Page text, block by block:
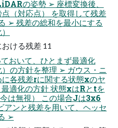
の姿勢 ➢ 座標変換後、
（対応点） を取得して残差
➢ 残差の総和を最小にする
ける残差 11
おいて、ひとまず最適化
）の方針を整理 ➢ ガウス・ニ
に各残差rに関する状態xのヤ
適化の方針 状態xはRとtを
は無視） この場合Jは3x6
ンと残差を用いて、ヘッセ
➢